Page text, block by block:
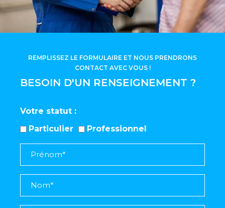
BESOIN D'UN RENSEIGNEMENT ?
REMPLISSEZ LE FORMULAIRE ET NOUS PRENDRONS
CONTACT AVEC VOUS !
Votre statut
Particulier
Professionnel